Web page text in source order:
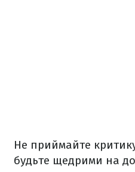
Не приймайте
будьте щедрими на